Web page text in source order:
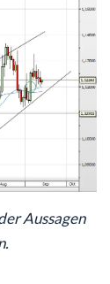
Aussagen